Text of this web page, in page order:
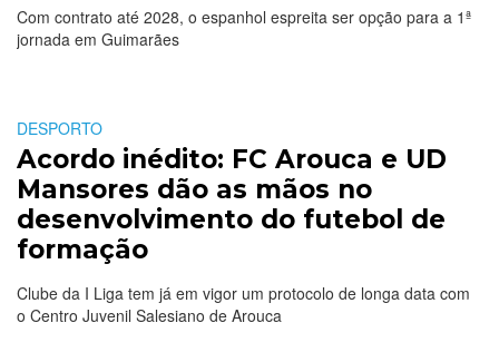
Com contrato até 2028, o espanhol espreita ser opção para a 1ª
jornada em Guimarães
DESPORTO
Acordo inédito: FC Arouca e UD
Mansores dão as mãos no
desenvolvimento do futebol de
formação
Clube da I Liga tem já em vigor um protocolo de longa data com
o Centro Juvenil Salesiano de Arouca